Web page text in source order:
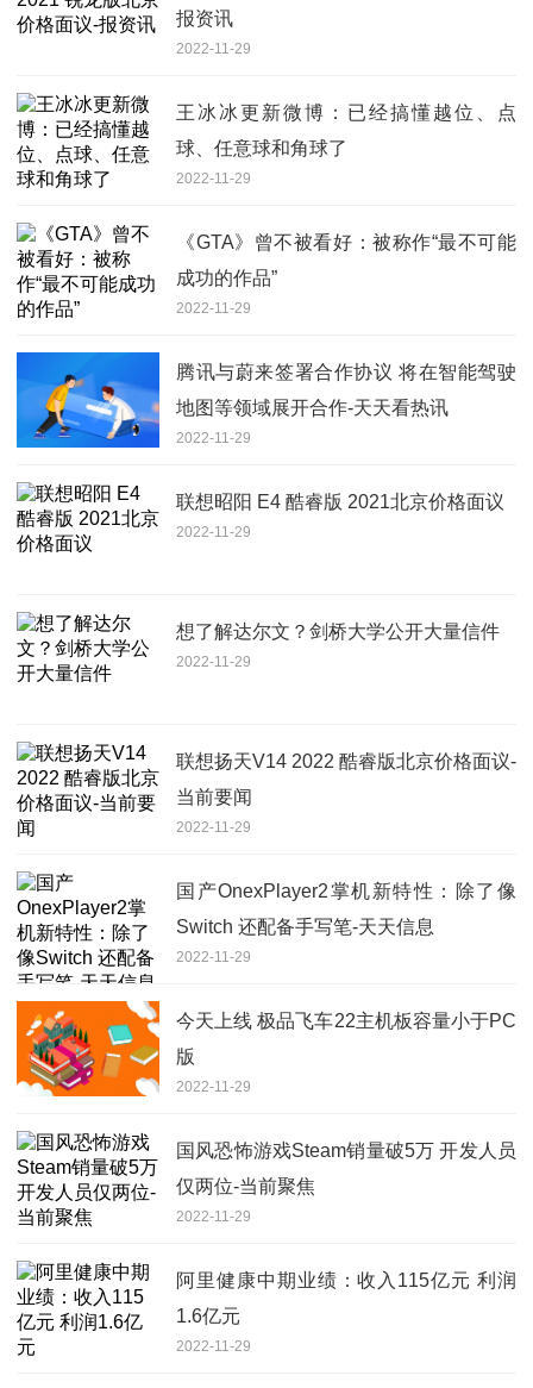
报资讯
2022-11-29
王冰冰更新微博：已经搞懂越位、点
球、任意球和角球了
2022-11-29
《GTA》曾不被看好：被称作“最不可能
成功的作品”
2022-11-29
腾讯与蔚来签署合作协议 将在智能驾驶
地图等领域展开合作-天天看热讯
2022-11-29
联想昭阳 E4 酷睿版 2021北京价格面议
2022-11-29
想了解达尔文？剑桥大学公开大量信件
2022-11-29
联想扬天V14 2022 酷睿版北京价格面议-
当前要闻
2022-11-29
国产OnexPlayer2掌机新特性：除了像
Switch 还配备手写笔-天天信息
2022-11-29
今天上线 极品飞车22主机板容量小于PC
版
2022-11-29
国风恐怖游戏Steam销量破5万 开发人员
仅两位-当前聚焦
2022-11-29
阿里健康中期业绩：收入115亿元 利润
1.6亿元
2022-11-29